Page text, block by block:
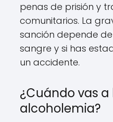
penas de prisión y
comunitarios. La
sanción depende
sangre y si has
un accidente.
¿Cuándo vas
alcoholemia?